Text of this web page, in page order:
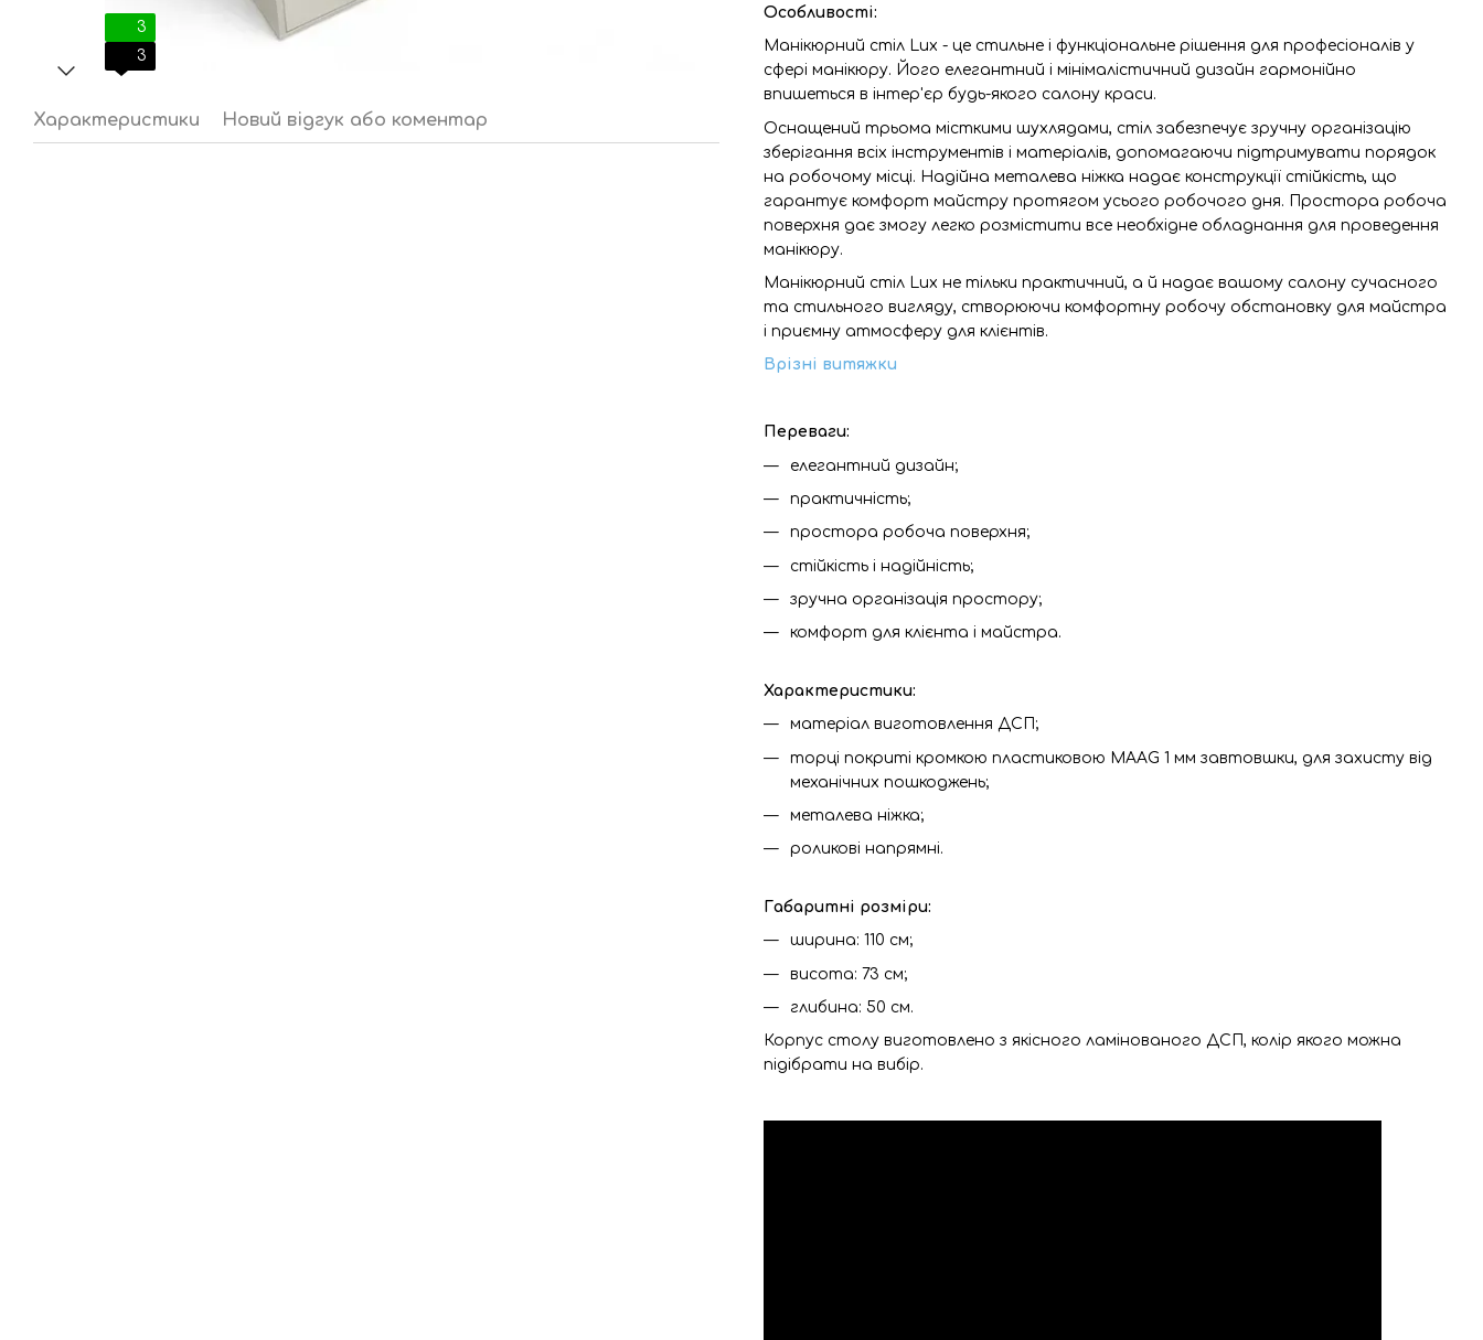
3
3
Характеристики Новий відгук або коментар
Особливості:
Манікюрний стіл Lux - це стильне і функціональне рішення для професіоналів у
сфері манікюру. Його елегантний і мінімалістичний дизайн гармонійно
впишеться в інтер'єр будь-якого салону краси.
Оснащений трьома місткими шухлядами, стіл забезпечує зручну організацію
зберігання всіх інструментів і матеріалів, допомагаючи підтримувати порядок
на робочому місці. Надійна металева ніжка надає конструкції стійкість, що
гарантує комфорт майстру протягом усього робочого дня. Простора робоча
поверхня дає змогу легко розмістити все необхідне обладнання для проведення
манікюру.
Манікюрний стіл Lux не тільки практичний, а й надає вашому салону сучасного
та стильного вигляду, створюючи комфортну робочу обстановку для майстра
і приємну атмосферу для клієнтів.
Врізні витяжки
Переваги:
елегантний дизайн;
практичність;
простора робоча поверхня;
стійкість і надійність;
зручна організація простору;
комфорт для клієнта і майстра.
Характеристики:
матеріал виготовлення ДСП;
торці покриті кромкою пластиковою MAAG 1 мм завтовшки, для захисту від
механічних пошкоджень;
металева ніжка;
роликові напрямні.
Габаритні розміри:
ширина: 110 см;
висота: 73 см;
глибина: 50 см.
Корпус столу виготовлено з якісного ламінованого ДСП, колір якого можна
підібрати на вибір.